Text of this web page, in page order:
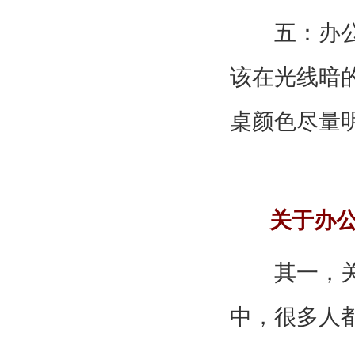
五：办公
该在光线暗
桌颜色尽量
关于办
其一，关
中，很多人